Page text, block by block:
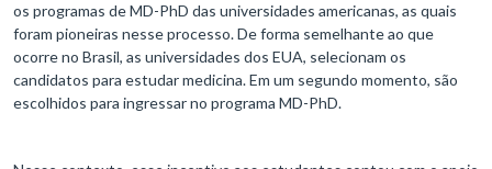
os programas de MD-PhD das universidades americanas, as quais
foram pioneiras nesse processo. De forma semelhante ao que
ocorre no Brasil, as universidades dos EUA, selecionam os
candidatos para estudar medicina. Em um segundo momento, são
escolhidos para ingressar no programa MD-PhD.